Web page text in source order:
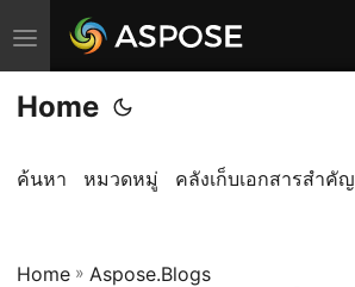
ส
ลั
บ
า
ท
Home
ค้นหา หมวดหมู่ คลังเก็บเอกสารสำคัญ
Home » Aspose.Blogs